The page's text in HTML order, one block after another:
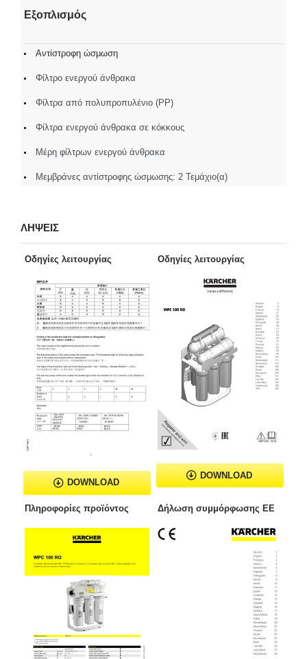
Εξοπλισμός
Αντίστροφη ώσμωση
Φίλτρο ενεργού άνθρακα
Φίλτρα από πολυπροπυλένιο (PP)
Φίλτρα ενεργού άνθρακα σε κόκκους
Μέρη φίλτρων ενεργού άνθρακα
Μεμβράνες αντίστροφης ώσμωσης: 2 Τεμάχιο(α)
ΛΗΨΕΙΣ
Οδηγίες λειτουργίας
DOWNLOAD
Οδηγίες λειτουργίας
DOWNLOAD
Πληροφορίες προϊόντος Δήλωση συμμόρφωσης ΕΕ